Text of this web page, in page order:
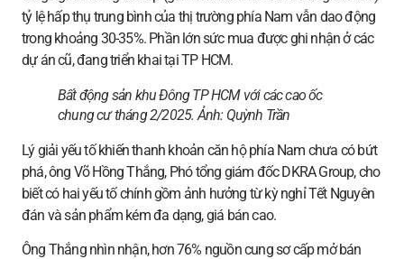
tỷ lệ hấp thụ trung bình của thị trường phía Nam vẫn dao động
trong khoảng 30-35%. Phần lớn sức mua được ghi nhận ở các
dự án cũ, đang triển khai tại TP HCM.
Bất động sản khu Đông TP HCM với các cao ốc
chung cư tháng 2/2025. Ảnh: Quỳnh Trần
Lý giải yếu tố khiến thanh khoản căn hộ phía Nam chưa có bứt
phá, ông Võ Hồng Thắng, Phó tổng giám đốc DKRA Group, cho
biết có hai yếu tố chính gồm ảnh hưởng từ kỳ nghỉ Tết Nguyên
đán và sản phẩm kém đa dạng, giá bán cao.
Ông Thắng nhìn nhận, hơn 76% nguồn cung sơ cấp mở bán